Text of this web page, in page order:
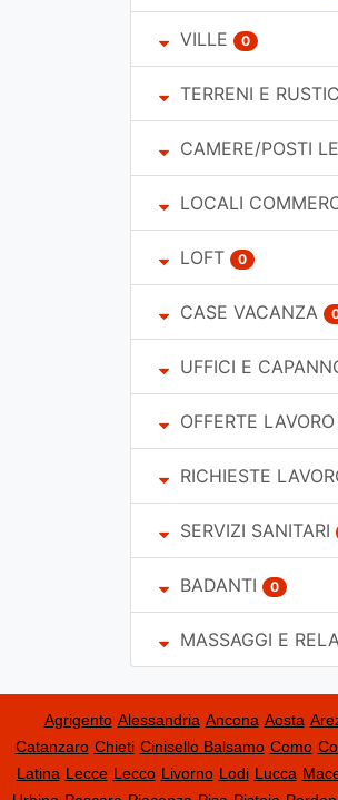
VILLE 0
TERRENI E
CAMERE/POSTI
LOCALI
LOFT 0
CASE VACANZA
UFFICI E
OFFERTE LAVORO
RICHIESTE
SERVIZI SANITARI
BADANTI 0
MASSAGGI E
Agrigento Alessandria Ancona Aosta
Catanzaro Chieti Cinisello Balsamo Como
Latina Lecce Lecco Livorno Lodi Lucca